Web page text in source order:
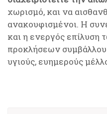
χωρισμό, και να
ανακουφισμένοι. Η
και η ενεργός επίλυση
προκλήσεων
υγιούς, ευημερούς